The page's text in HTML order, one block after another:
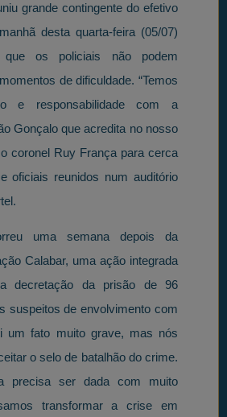
grande contingente do efetivo
desta quarta-feira (05/07)
que os policiais não podem
de dificuldade. “Temos
e responsabilidade com a
Gonçalo que acredita no nosso
coronel Ruy França para cerca
oficiais reunidos num auditório
uma semana depois da
Calabar, uma ação integrada
decretação da prisão de 96
suspeitos de envolvimento com
um fato muito grave, mas nós
o selo de batalhão do crime.
precisa ser dada com muito
transformar a crise em